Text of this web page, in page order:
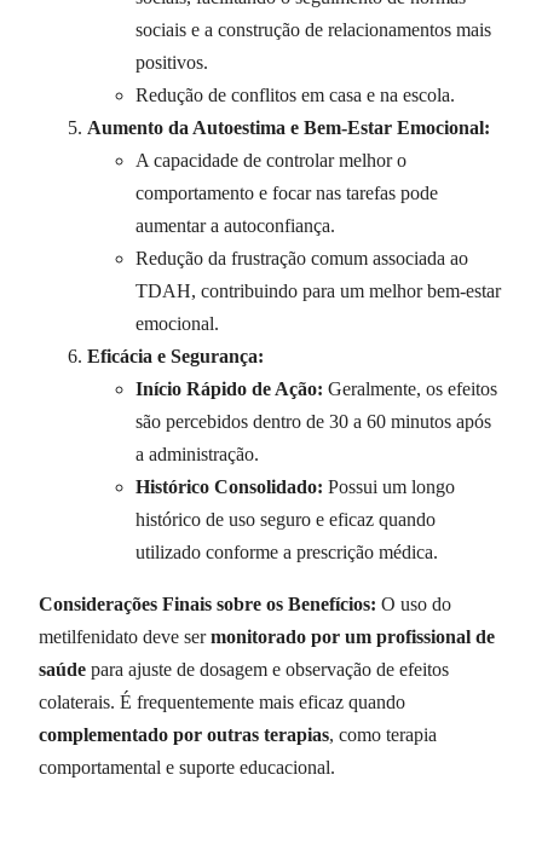
sociais e a construção de relacionamentos mais
positivos.
Redução de conflitos em casa e na escola.
Aumento da Autoestima e Bem-Estar Emocional:
A capacidade de controlar melhor o
comportamento e focar nas tarefas pode
aumentar a autoconfiança.
Redução da frustração comum associada ao
TDAH, contribuindo para um melhor bem-estar
emocional.
Eficácia e Segurança:
Início Rápido de Ação: Geralmente, os efeitos
são percebidos dentro de 30 a 60 minutos após
a administração.
Histórico Consolidado: Possui um longo
histórico de uso seguro e eficaz quando
utilizado conforme a prescrição médica.
Considerações Finais sobre os Benefícios: O uso do
metilfenidato deve sermonitorado por um profissional de
saúde para ajuste de dosagem e observação de efeitos
colaterais. É frequentemente mais eficaz quando
complementado por outras terapias, como terapia
comportamental e suporte educacional.